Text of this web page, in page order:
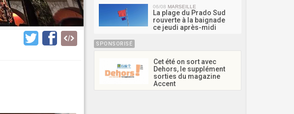
06/08 MARSEILLE
La plage du Prado Sud
rouverte à la baignade
ce jeudi après-midi
SPONSORISÉ
Cet été on sort avec
Dehors, le supplément
sorties du magazine
Accent